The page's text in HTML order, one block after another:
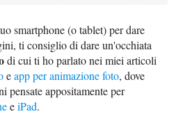
smartphone (o tablet) per dare
ti consiglio di dare un'occhiata
di cui ti ho parlato nei miei articoli
eapp per animazione foto, dove
pensate appositamente per
eiPad.